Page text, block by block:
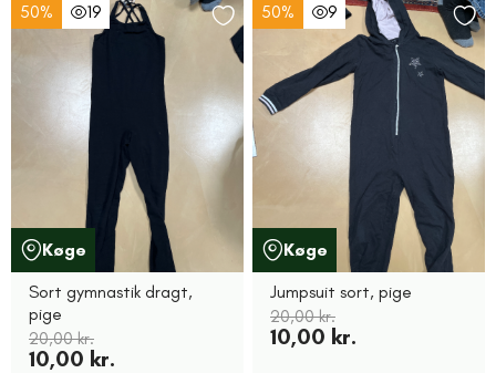
50% 19
Køge
Sort gymnastik dragt,
pige
20,00 kr.
10,00 kr.
50% 9
Køge
Jumpsuit sort, pige
20,00 kr.
10,00 kr.